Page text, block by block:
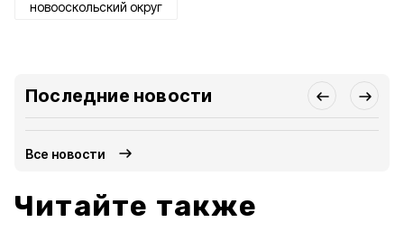
новооскольский округ
Последние новости
Все новости
Читайте также